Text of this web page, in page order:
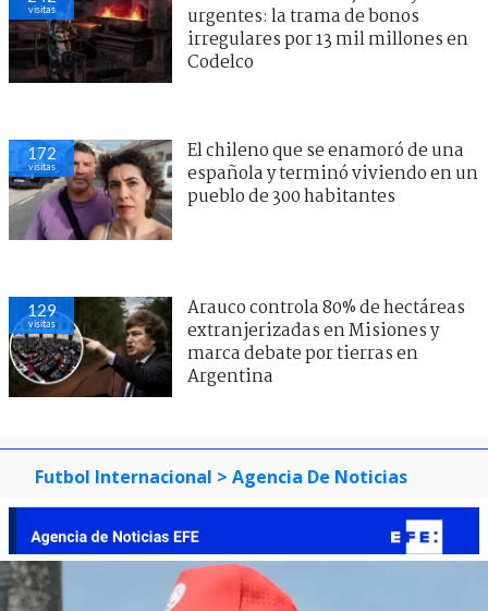
visitas
urgentes: la trama de bonos
irregulares por 13 mil millones en
Codelco
172
visitas
El chileno que se enamoró de una
española y terminó viviendo en un
pueblo de 300 habitantes
129
visitas
Arauco controla 80% de hectáreas
extranjerizadas en Misiones y
marca debate por tierras en
Argentina
Futbol Internacional > Agencia De Noticias